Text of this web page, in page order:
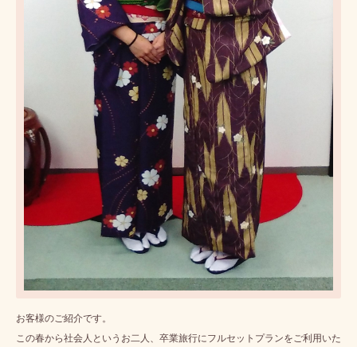
お客様のご紹介です。
この春から社会人というお二人、卒業旅行にフルセットプランをご利用いた